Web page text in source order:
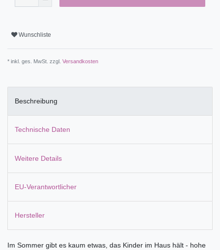
Wunschliste
* inkl. ges. MwSt. zzgl. Versandkosten
Beschreibung
Technische Daten
Weitere Details
EU-Verantwortlicher
Hersteller
Im Sommer gibt es kaum etwas, das Kinder im Haus hält - hohe